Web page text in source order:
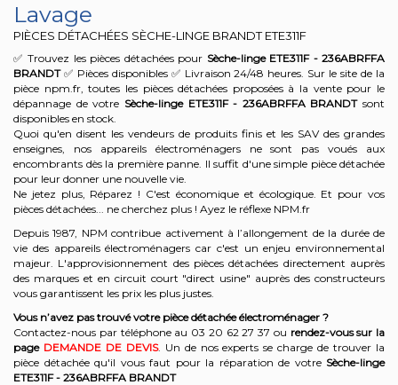
Lavage
PIÈCES DÉTACHÉES SÈCHE-LINGE BRANDTETE311F
✅ Trouvez les pièces détachées pour Sèche-linge ETE311F - 236ABRFFA
BRANDT ✅ Pièces disponibles ✅ Livraison 24/48 heures. Sur le site de la
pièce npm.fr, toutes les pièces détachées proposées à la vente pour le
dépannage de votre Sèche-linge ETE311F - 236ABRFFA BRANDTsont
disponibles en stock.
Quoi qu'en disent les vendeurs de produits finis et les SAV des grandes
enseignes, nos appareils électroménagers ne sont pas voués aux
encombrants dès la première panne. Il suffit d'une simple pièce détachée
pour leur donner une nouvelle vie.
Ne jetez plus, Réparez ! C'est économique et écologique. Et pour vos
pièces détachées... ne cherchez plus ! Ayez le réflexe NPM.fr
Depuis 1987, NPM contribue activement à l’allongement de la durée de
vie des appareils électroménagers car c'est un enjeu environnemental
majeur. L'approvisionnement des pièces détachées directement auprès
des marques et en circuit court "direct usine" auprès des constructeurs
vous garantissent les prix les plus justes.
Vous n’avez pas trouvé votre pièce détachée électroménager ?
Contactez-nous par téléphone au 03 20 62 27 37 ou rendez-vous sur la
page DEMANDE DE DEVIS. Un de nos experts se charge de trouver la
pièce détachée qu'il vous faut pour la réparation de votre Sèche-linge
ETE311F - 236ABRFFA BRANDT